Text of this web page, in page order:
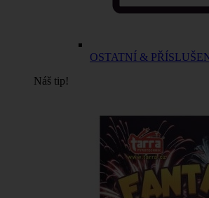
OSTATNÍ &
Náš tip!